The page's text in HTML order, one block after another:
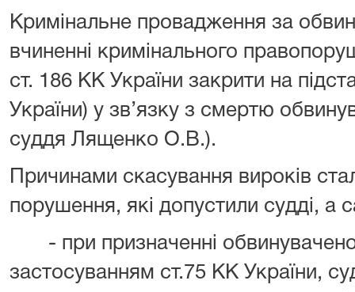
Кримінальне провадження за
вчиненні кримінального
ст. 186 КК України закрити на
України) у зв’язку з смертю
суддя Лященко О.В.).
Причинами скасування вироків
порушення, які допустили судді, а
- при призначенні
застосуванням ст.75 КК України,